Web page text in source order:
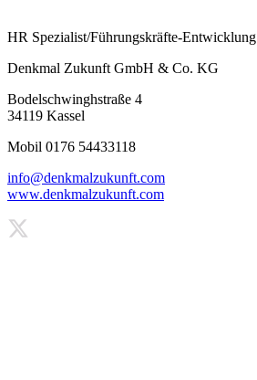
HR Spezialist/Führungskräfte-Entwicklung
Denkmal Zukunft GmbH & Co. KG
Bodelschwinghstraße 4
34119 Kassel
Mobil 0176 54433118
info@denkmalzukunft.com
www.denkmalzukunft.com